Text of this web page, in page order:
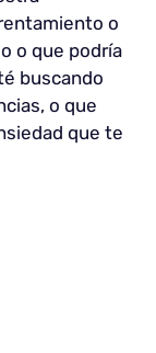
o
o que podría
buscando
o que
que te